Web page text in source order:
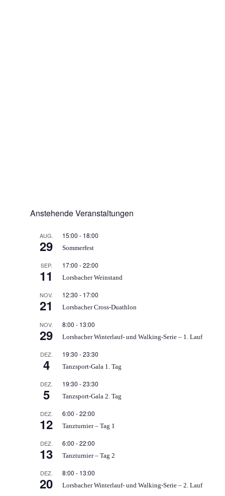
Anstehende Veranstaltungen
AUG.
29
15:00 - 18:00
Sommerfest
SEP.
11
17:00 -22:00
Lorsbacher Weinstand
NOV.
21
12:30 - 17:00
Lorsbacher Cross-Duathlon
NOV.
29
8:00 - 13:00
Lorsbacher Winterlauf- und Walking-Serie – 1. Lauf
DEZ.
4
19:30 -23:30
Tanzsport-Gala 1. Tag
DEZ.
5
19:30 -23:30
Tanzsport-Gala 2. Tag
DEZ.
12
6:00 -22:00
Tanzturnier – Tag 1
DEZ.
13
6:00 -22:00
Tanzturnier – Tag 2
DEZ.
20
8:00 - 13:00
Lorsbacher Winterlauf- und Walking-Serie – 2. Lauf